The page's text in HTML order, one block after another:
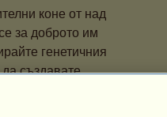
коне от над
за доброто им
генетичния
създавате